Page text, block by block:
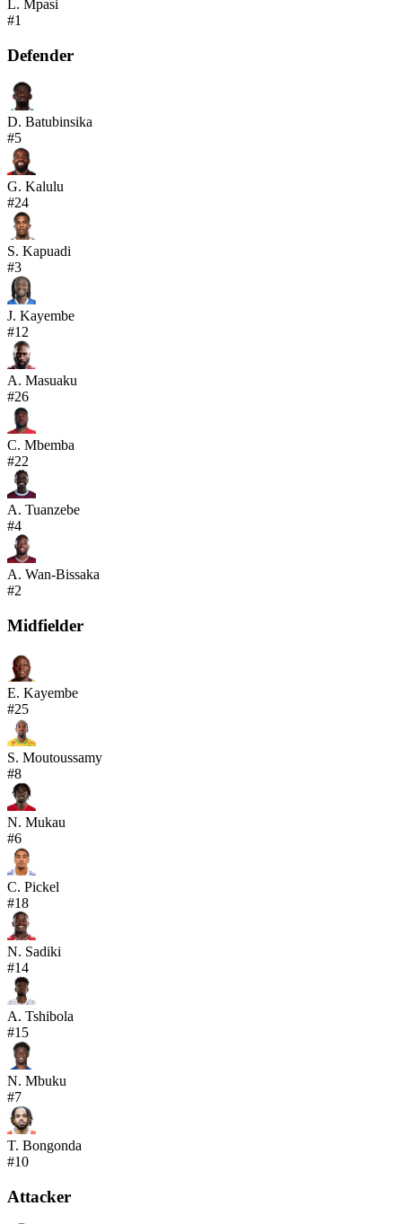
L. Mpasi
#1
Defender
D. Batubinsika
#5
G. Kalulu
#24
S. Kapuadi
#3
J. Kayembe
#12
A. Masuaku
#26
C. Mbemba
#22
A. Tuanzebe
#4
A. Wan-Bissaka
#2
Midfielder
E. Kayembe
#25
S. Moutoussamy
#8
N. Mukau
#6
C. Pickel
#18
N. Sadiki
#14
A. Tshibola
#15
N. Mbuku
#7
T. Bongonda
#10
Attacker